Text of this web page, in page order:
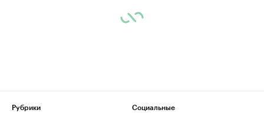
Рубрики
Социальные